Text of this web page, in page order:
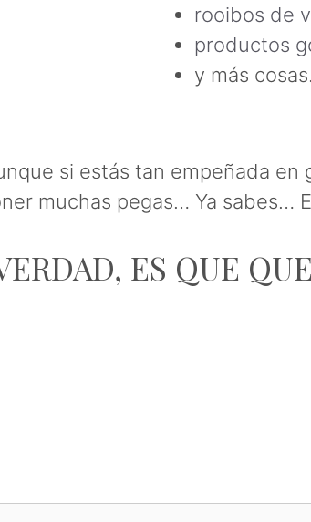
rooibos de
productos
y más
si estás tan empeñada
muchas pegas… Ya sabes…
ES QUE